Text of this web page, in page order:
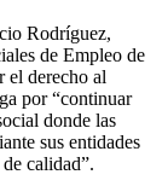
Rodríguez,
de Empleo de
el derecho al
por “continuar
donde las
sus entidades
calidad”.